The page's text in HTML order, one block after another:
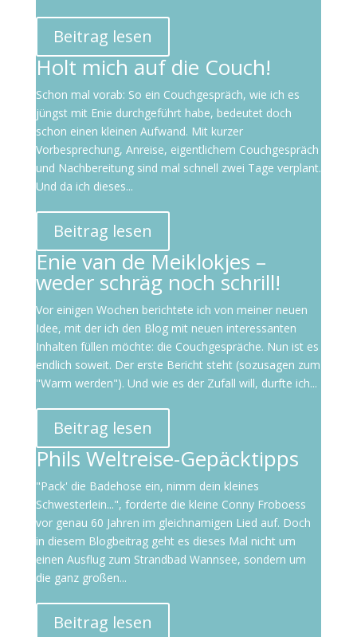
Beitrag lesen
Holt mich auf die Couch!
Schon mal vorab: So ein Couchgespräch, wie ich es
jüngst mit Enie durchgeführt habe, bedeutet doch
schon einen kleinen Aufwand. Mit kurzer
Vorbesprechung, Anreise, eigentlichem Couchgespräch
und Nachbereitung sind mal schnell zwei Tage verplant.
Und da ich dieses...
Beitrag lesen
Enie van de Meiklokjes –
weder schräg noch schrill!
Vor einigen Wochen berichtete ich von meiner neuen
Idee, mit der ich den Blog mit neuen interessanten
Inhalten füllen möchte: die Couchgespräche. Nun ist es
endlich soweit. Der erste Bericht steht (sozusagen zum
"Warm werden"). Und wie es der Zufall will, durfte ich...
Beitrag lesen
Phils Weltreise-Gepäcktipps
"Pack' die Badehose ein, nimm dein kleines
Schwesterlein...", forderte die kleine Conny Froboess
vor genau 60 Jahren im gleichnamigen Lied auf. Doch
in diesem Blogbeitrag geht es dieses Mal nicht um
einen Ausflug zum Strandbad Wannsee, sondern um
die ganz großen...
Beitrag lesen